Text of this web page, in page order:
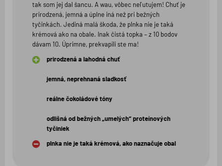
tak som jej dal šancu. A wau, vôbec neľutujem! Chuť je
prirodzená, jemná a úplne iná než pri bežných
tyčinkách. Jediná malá škoda, že plnka nie je taká
krémová ako na obale. Inak čistá topka – z 10 bodov
dávam 10. Úprimne, prekvapili ste ma!
prirodzená a lahodná chuť
jemná, neprehnaná sladkosť
reálne čokoládové tóny
odlišná od bežných „umelých“ proteínových
tyčiniek
plnka nie je taká krémová, ako naznačuje obal